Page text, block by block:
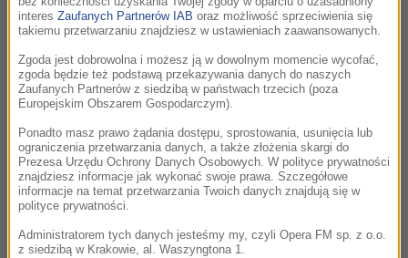
63-letni mieszkaniec portowego Gloucester, którego matka
była piosenkarką, śpiewał od małego. O pobiciu rekordu w
długości śpiewania myślał już od pewnego czasu, jednak
najdłuższy maraton, liczący 105 godzin, był poza jego
zasięgiem.
Purchase porwał się więc na pobicie rekordu w
nieprzerwanym śpiewaniu świątecznych piosenek, który
wynosił 40 godzin. Całe wydarzenie rozpoczęło się 11
grudnia w lokalnym browarze.
interes Zaufanych Partnerów IAB oraz możliwość sprzeciwienia się
takiemu przetwarzaniu znajdziesz w ustawieniach zaawansowanych.
Zgoda jest dobrowolna i możesz ją w dowolnym momencie wycofać,
zgoda będzie też podstawą przekazywania danych do naszych
Zaufanych Partnerów z siedzibą w państwach trzecich (poza
Europejskim Obszarem Gospodarczym).
Ponadto masz prawo żądania dostępu, sprostowania, usunięcia lub
ograniczenia przetwarzania danych, a także złożenia skargi do
Prezesa Urzędu Ochrony Danych Osobowych. W polityce prywatności
znajdziesz informacje jak wykonać swoje prawa. Szczegółowe
informacje na temat przetwarzania Twoich danych znajdują się w
polityce prywatności.
Administratorem tych danych jesteśmy my, czyli Opera FM sp. z o.o.
z siedzibą w Krakowie, al. Waszyngtona 1.